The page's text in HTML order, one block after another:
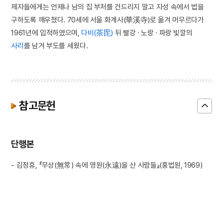
제자들에게는 언제나 남의 집 부처를 건드리지 말고 자성 속에서 법을
구하도록 깨우쳤다. 70세에 서울 화계사(華溪寺)로 옮겨 머무르다가
1961년에 입적하였으며, 다비(茶毘) 뒤 빨강 · 노랑 · 파랑 빛깔의
사리를 남겨 부도를 세웠다.
참고문헌
단행본
- 김정휴, 『무상(無常) 속에 영원(永遠)을 산 사람들』(홍법원, 1969)